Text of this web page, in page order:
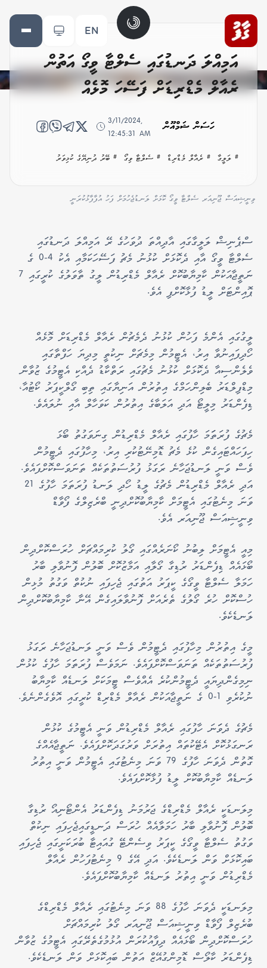
EN
އަމިއްލަ ދަނޑުގައި ސެލްޓާ ވީގޯ އަތުން
ރެއާލް މެޑްރިޑަށް ފަސޭހަ މޮޅެއް
ހަސަން ޝަމްއޫން
3/11/2024,
12:45:31 AM
# ލަލީގާ # ރެއާލް މެޑްރިޑް # ސެލްޓާ ވިގޯ # ބޭރު ދުނިޔޭގެ ކުޅިވަރު
ވިނީޝިއަސް ޖޫނިއަރ ސެލްޓާ ވީގޯ ކޮޅަށް ލަނޑުޖެހުމަށް ފަހު އުފާފާޅުކުރަނީ
ސްޕެނިޝް ލަލީގާގައި އާދިއްތަ ދުވަހުގެ ރޭ އަމިއްލަ ދަނޑުގައި
ސެލްޓާ ވީގޯ އާއި ދެކޮޅަށް ކުޅުނު މެޗު ފަސޭހަކަމާއި އެކު 4-0 ގެ
ނަތީޖާއަކުން ކާމިޔާބުކޮށް ރެއާލް މެޑްރިޑުން ލީގު ތާވަލުގެ ކުރީގައި 7
ޕޮއިންޓަށް ލީޑު ފުޅާކޮށްފި އެވެ.
ލީގުގައި އެންމެ ފަހުން ކުޅުނު ދެމެޗުން ރެއާލް މެޑްރިޑަށް މޮޅެއް
ހޯދިފައިނުވާ އިރު، އެޓީމުން މިމެޗަށް ނިކުތީ މިދިޔަ ހަފްތާގައި
ވެލެންސިއާ ދެކޮޅަށް ކުޅުނު މެޗުގައި ރަތްކާޑު ދެއްކި އެޓީމުގެ ޒުވާން
މިޑްފިލްޑަރު ބެލިންހަމްގެ އިތުރުން އަނިޔާގައި ތިބި ގޯލްކީޕަރު ކޯޓުއާ،
ޑިފެންޑަރު މިލީޓޯ އަދި އަލަބާގެ އިތުރުން ކަވަހާލް އާއި ނުލައެވެ.
މެޗުގެ ފުރަތަަމަ ހާފުގައި ރެއާލް މެޑްރިޑުން ގިނަވަގުތު ބޯޅަ
ހިފަހައްޓައިގެން ކުޅެ މެޗު ޑޮމިނޭޓުކުރި އިރު، މިހާފުގައި ދެޓީމުން
ވެސް ވަނީ ލަނޑުޖަހާނެ ރަގަޅު ފުރުސަތުތަކެއް ތަނަވަސްކޮށްފައެވެ.
އަދި ރެއާލް މެޑްރިޑުން މެޗުގެ ލީޑު ހޯދި ލަނޑު ފުރަތަމަ ހާފުގެ 21
ވަނަ މިނެޓުގައި އެޓީމަށް ކާމިޔާބުކޮށްދިނީ ބްރެޒިލްގެ ފޯވާޑް
ވިނީޝިއަސް ޖޫނިއަރ އެވެ.
މިއީ އެޓީމަށް ލިބުނު ކޯނަރެއްގައި ގޯލު ކުރިމައްޗަށް ހުރަސްކޮށްދިން
ބޯޅައެއް ޑިފެންޑަރު ރުޑިގާ ގޯލާއި އަމާޒުކޮށް ބޮލުން ފޮނުވާލި ބާރު
ހަމަލާ ސެލްޓާ ވީގޯގެ ކީޕަރު އަތުގައި ޖެހިފައި ނުކުތް ވަގުތު މުޅިން
ހުސްކޮށް ހުރެ ގޯލުގެ ތެރެއަށް ފޮނުވާލައިގެން އޭނާ ކާމިޔާބުކޮށްދިން
ލަނޑެކެވެ.
މީގެ އިތުރުން މިހާފުގައި ދެޓީމުން ވެސް ވަނީ ލަނޑުޖަހާނެ ރަގަޅު
ފުރުސަތުތަކެއް ތަނަވަސްކޮށްފައެވެ. ނަމަވެސް ފުރަތަަމަ ހާފުގެ ކުޅުން
ނިމިގެންދިޔައީ ދެޓީމުންކުރެ އެއްވެސް ޓީމަކަށް ލަނޑެއް ކާމިޔާބު
ނުކުރެވި 1-0 ގެ ނަތީޖާއަކުން ރެއާލް މެޑްރިޑް ކުރީގައި އޮވެގެންނެވެ.
މެޗުގެ ދެވަަނަ ހާފުގައި ރެއާލް މެޑްރިޑުން ވަނީ އެޓީމުގެ ކުޅުން
ރަނގަޅުކޮށް އެޓޭކުތައް އިތުރަށް ވަރުގަދަކޮށްފައެވެ. ނަތީޖާއެއްގެ
ގޮތުން ދެވަނަ ހާފުގެ 79 ވަނަ މިނެޓުގައި އެޓީމުން ވަނީ އިތުރު
ލަނޑެއް ކާމިޔާބުކޮށް ލީޑު ފުޅާކޮށްފައެވެ.
މިލަނޑަކީ ރެއާލް މެޑްރިޑްގެ ޖަރުމަނު ޑިފެންޑަރު އެންޓޯނިއޯ ރުޑިގާ
ބޮލުން ފޮނުވާލި ބާރު ހަމަލާއެއް ހުރަސް ދަނޑީގައިޖެހިފައި ނިކުތް
ވަގުތު ސެލްޓާ ވީގޯގެ ކީޕަރު ވިސެންޓޭ ގުއައިޓާ ބުރަކަށީގައި ޖެހިފައި
ބައިކޮޅަށް ވަން ލަނޑެކެވެ. އަދި އޭގެ 9 މިނެޓުފަހުން ރެއާލް
މެޑްރިޑުން ވަނީ އިތުރު ލަނޑެއް ކާމިޔާބުކޮށްފައެވެ.
މިލަނޑަކީ ދެވަނަ ހާފުގެ 88 ވަނަ މިނެޓުގައި ރެއާލް މެޑްރިޑްގެ
ބުރެޒިލް ފޯވާޑް ވިނީޝިއަސް ޖޫނިއަރ ގޯލު ކުރިމައްޗަށް
ހުރަސްކޮށްދިން ބޯޅައެއް ދިފާއުކުރަން އުޅުމުގެތެރޭގައި އެޓީމުގެ ޒުވާން
ޑިފެންޑަރު ކާލޯސް ޑޮމިންގުއޭޒް އަތުން ބައިކޮޅަށް ވަން ލަނޑެކެވެ.